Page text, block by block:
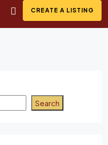
CREATE A LISTING
Search